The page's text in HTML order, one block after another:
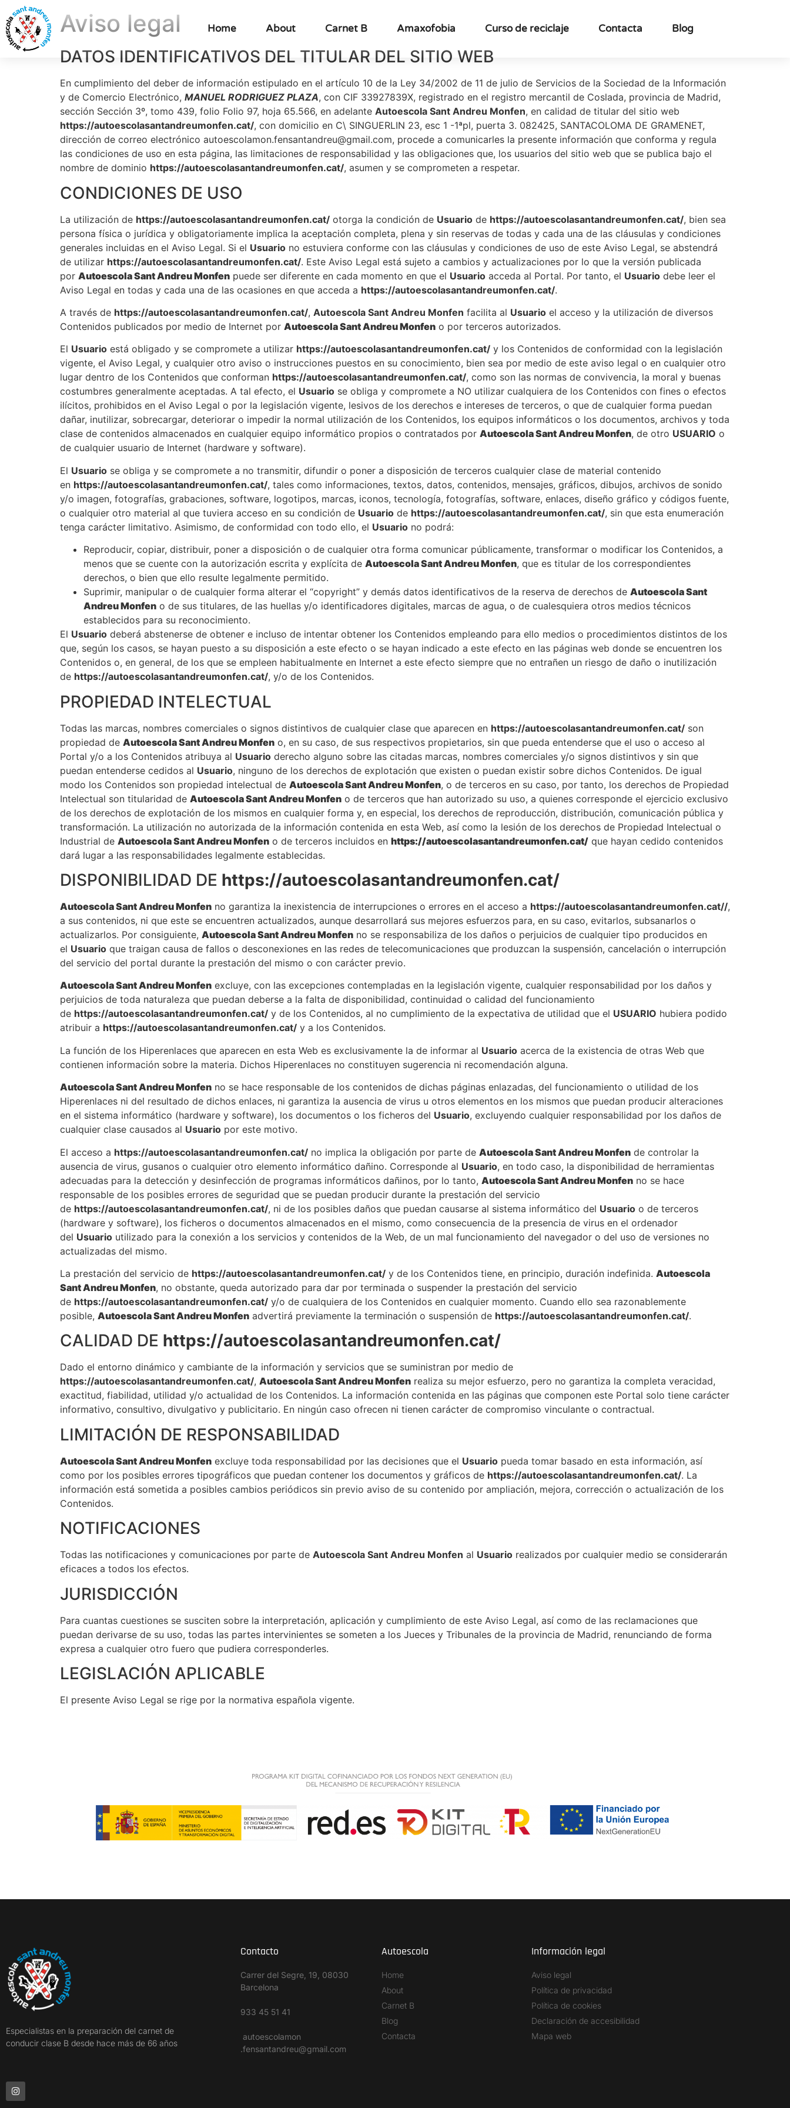
Home About Carnet B Amaxofobia Curso de reciclaje Contacta Blog
Aviso legal
DATOS IDENTIFICATIVOS DEL TITULAR DEL SITIO WEB
En cumplimiento del deber de información estipulado en el artículo 10 de la Ley 34/2002 de 11 de julio de Servicios de la Sociedad de la Información
y de Comercio Electrónico, MANUEL RODRIGUEZ PLAZA, con CIF 33927839X, registrado en el registro mercantil de Coslada, provincia de Madrid,
sección Sección 3º, tomo 439, folio Folio 97, hoja 65.566, en adelante Autoescola Sant Andreu Monfen, en calidad de titular del sitio web
https://autoescolasantandreumonfen.cat/, con domicilio en C\ SINGUERLIN 23, esc 1 -1ªpl, puerta 3. 082425, SANTACOLOMA DE GRAMENET,
dirección de correo electrónico autoescolamon.fensantandreu@gmail.com, procede a comunicarles la presente información que conforma y regula
las condiciones de uso en esta página, las limitaciones de responsabilidad y las obligaciones que, los usuarios del sitio web que se publica bajo el
nombre de dominio https://autoescolasantandreumonfen.cat/, asumen y se comprometen a respetar.
CONDICIONES DE USO
La utilización de https://autoescolasantandreumonfen.cat/ otorga la condición de Usuario de https://autoescolasantandreumonfen.cat/, bien sea
persona física o jurídica y obligatoriamente implica la aceptación completa, plena y sin reservas de todas y cada una de las cláusulas y condiciones
generales incluidas en el Aviso Legal. Si el Usuario no estuviera conforme con las cláusulas y condiciones de uso de este Aviso Legal, se abstendrá
de utilizar https://autoescolasantandreumonfen.cat/. Este Aviso Legal está sujeto a cambios y actualizaciones por lo que la versión publicada
por Autoescola Sant Andreu Monfen puede ser diferente en cada momento en que el Usuario acceda al Portal. Por tanto, el Usuario debe leer el
Aviso Legal en todas y cada una de las ocasiones en que acceda a https://autoescolasantandreumonfen.cat/.
A través de https://autoescolasantandreumonfen.cat/, Autoescola Sant Andreu Monfen facilita al Usuario el acceso y la utilización de diversos
Contenidos publicados por medio de Internet por Autoescola Sant Andreu Monfen o por terceros autorizados.
El Usuario está obligado y se compromete a utilizar https://autoescolasantandreumonfen.cat/ y los Contenidos de conformidad con la legislación
vigente, el Aviso Legal, y cualquier otro aviso o instrucciones puestos en su conocimiento, bien sea por medio de este aviso legal o en cualquier otro
lugar dentro de los Contenidos que conforman https://autoescolasantandreumonfen.cat/, como son las normas de convivencia, la moral y buenas
costumbres generalmente aceptadas. A tal efecto, el Usuario se obliga y compromete a NO utilizar cualquiera de los Contenidos con fines o efectos
ilícitos, prohibidos en el Aviso Legal o por la legislación vigente, lesivos de los derechos e intereses de terceros, o que de cualquier forma puedan
dañar, inutilizar, sobrecargar, deteriorar o impedir la normal utilización de los Contenidos, los equipos informáticos o los documentos, archivos y toda
clase de contenidos almacenados en cualquier equipo informático propios o contratados por Autoescola Sant Andreu Monfen, de otro USUARIO o
de cualquier usuario de Internet (hardware y software).
El Usuario se obliga y se compromete a no transmitir, difundir o poner a disposición de terceros cualquier clase de material contenido
en https://autoescolasantandreumonfen.cat/, tales como informaciones, textos, datos, contenidos, mensajes, gráficos, dibujos, archivos de sonido
y/o imagen, fotografías, grabaciones, software, logotipos, marcas, iconos, tecnología, fotografías, software, enlaces, diseño gráfico y códigos fuente,
o cualquier otro material al que tuviera acceso en su condición de Usuario de https://autoescolasantandreumonfen.cat/, sin que esta enumeración
tenga carácter limitativo. Asimismo, de conformidad con todo ello, el Usuario no podrá:
Reproducir, copiar, distribuir, poner a disposición o de cualquier otra forma comunicar públicamente, transformar o modificar los Contenidos, a
menos que se cuente con la autorización escrita y explícita de Autoescola Sant Andreu Monfen, que es titular de los correspondientes
derechos, o bien que ello resulte legalmente permitido.
Suprimir, manipular o de cualquier forma alterar el “copyright” y demás datos identificativos de la reserva de derechos de Autoescola Sant
Andreu Monfen o de sus titulares, de las huellas y/o identificadores digitales, marcas de agua, o de cualesquiera otros medios técnicos
establecidos para su reconocimiento.
El Usuario deberá abstenerse de obtener e incluso de intentar obtener los Contenidos empleando para ello medios o procedimientos distintos de los
que, según los casos, se hayan puesto a su disposición a este efecto o se hayan indicado a este efecto en las páginas web donde se encuentren los
Contenidos o, en general, de los que se empleen habitualmente en Internet a este efecto siempre que no entrañen un riesgo de daño o inutilización
de https://autoescolasantandreumonfen.cat/, y/o de los Contenidos.
PROPIEDAD INTELECTUAL
Todas las marcas, nombres comerciales o signos distintivos de cualquier clase que aparecen en https://autoescolasantandreumonfen.cat/ son
propiedad de Autoescola Sant Andreu Monfen o, en su caso, de sus respectivos propietarios, sin que pueda entenderse que el uso o acceso al
Portal y/o a los Contenidos atribuya al Usuario derecho alguno sobre las citadas marcas, nombres comerciales y/o signos distintivos y sin que
puedan entenderse cedidos al Usuario, ninguno de los derechos de explotación que existen o puedan existir sobre dichos Contenidos. De igual
modo los Contenidos son propiedad intelectual de Autoescola Sant Andreu Monfen, o de terceros en su caso, por tanto, los derechos de Propiedad
Intelectual son titularidad de Autoescola Sant Andreu Monfen o de terceros que han autorizado su uso, a quienes corresponde el ejercicio exclusivo
de los derechos de explotación de los mismos en cualquier forma y, en especial, los derechos de reproducción, distribución, comunicación pública y
transformación. La utilización no autorizada de la información contenida en esta Web, así como la lesión de los derechos de Propiedad Intelectual o
Industrial de Autoescola Sant Andreu Monfen o de terceros incluidos en https://autoescolasantandreumonfen.cat/ que hayan cedido contenidos
dará lugar a las responsabilidades legalmente establecidas.
DISPONIBILIDAD DE https://autoescolasantandreumonfen.cat/
Autoescola Sant Andreu Monfen no garantiza la inexistencia de interrupciones o errores en el acceso a https://autoescolasantandreumonfen.cat//,
a sus contenidos, ni que este se encuentren actualizados, aunque desarrollará sus mejores esfuerzos para, en su caso, evitarlos, subsanarlos o
actualizarlos. Por consiguiente, Autoescola Sant Andreu Monfen no se responsabiliza de los daños o perjuicios de cualquier tipo producidos en
el Usuario que traigan causa de fallos o desconexiones en las redes de telecomunicaciones que produzcan la suspensión, cancelación o interrupción
del servicio del portal durante la prestación del mismo o con carácter previo.
Autoescola Sant Andreu Monfen excluye, con las excepciones contempladas en la legislación vigente, cualquier responsabilidad por los daños y
perjuicios de toda naturaleza que puedan deberse a la falta de disponibilidad, continuidad o calidad del funcionamiento
de https://autoescolasantandreumonfen.cat/ y de los Contenidos, al no cumplimiento de la expectativa de utilidad que el USUARIO hubiera podido
atribuir a https://autoescolasantandreumonfen.cat/ y a los Contenidos.
La función de los Hiperenlaces que aparecen en esta Web es exclusivamente la de informar al Usuario acerca de la existencia de otras Web que
contienen información sobre la materia. Dichos Hiperenlaces no constituyen sugerencia ni recomendación alguna.
Autoescola Sant Andreu Monfen no se hace responsable de los contenidos de dichas páginas enlazadas, del funcionamiento o utilidad de los
Hiperenlaces ni del resultado de dichos enlaces, ni garantiza la ausencia de virus u otros elementos en los mismos que puedan producir alteraciones
en el sistema informático (hardware y software), los documentos o los ficheros del Usuario, excluyendo cualquier responsabilidad por los daños de
cualquier clase causados al Usuario por este motivo.
El acceso a https://autoescolasantandreumonfen.cat/ no implica la obligación por parte de Autoescola Sant Andreu Monfen de controlar la
ausencia de virus, gusanos o cualquier otro elemento informático dañino. Corresponde al Usuario, en todo caso, la disponibilidad de herramientas
adecuadas para la detección y desinfección de programas informáticos dañinos, por lo tanto, Autoescola Sant Andreu Monfen no se hace
responsable de los posibles errores de seguridad que se puedan producir durante la prestación del servicio
de https://autoescolasantandreumonfen.cat/, ni de los posibles daños que puedan causarse al sistema informático del Usuario o de terceros
(hardware y software), los ficheros o documentos almacenados en el mismo, como consecuencia de la presencia de virus en el ordenador
del Usuario utilizado para la conexión a los servicios y contenidos de la Web, de un mal funcionamiento del navegador o del uso de versiones no
actualizadas del mismo.
La prestación del servicio de https://autoescolasantandreumonfen.cat/ y de los Contenidos tiene, en principio, duración indefinida. Autoescola
Sant Andreu Monfen, no obstante, queda autorizado para dar por terminada o suspender la prestación del servicio
de https://autoescolasantandreumonfen.cat/ y/o de cualquiera de los Contenidos en cualquier momento. Cuando ello sea razonablemente
posible, Autoescola Sant Andreu Monfen advertirá previamente la terminación o suspensión de https://autoescolasantandreumonfen.cat/.
CALIDAD DE https://autoescolasantandreumonfen.cat/
Dado el entorno dinámico y cambiante de la información y servicios que se suministran por medio de
https://autoescolasantandreumonfen.cat/, Autoescola Sant Andreu Monfen realiza su mejor esfuerzo, pero no garantiza la completa veracidad,
exactitud, fiabilidad, utilidad y/o actualidad de los Contenidos. La información contenida en las páginas que componen este Portal solo tiene carácter
informativo, consultivo, divulgativo y publicitario. En ningún caso ofrecen ni tienen carácter de compromiso vinculante o contractual.
LIMITACIÓN DE RESPONSABILIDAD
Autoescola Sant Andreu Monfen excluye toda responsabilidad por las decisiones que el Usuario pueda tomar basado en esta información, así
como por los posibles errores tipográficos que puedan contener los documentos y gráficos de https://autoescolasantandreumonfen.cat/. La
información está sometida a posibles cambios periódicos sin previo aviso de su contenido por ampliación, mejora, corrección o actualización de los
Contenidos.
NOTIFICACIONES
Todas las notificaciones y comunicaciones por parte de Autoescola Sant Andreu Monfen al Usuario realizados por cualquier medio se considerarán
eficaces a todos los efectos.
JURISDICCIÓN
Para cuantas cuestiones se susciten sobre la interpretación, aplicación y cumplimiento de este Aviso Legal, así como de las reclamaciones que
puedan derivarse de su uso, todas las partes intervinientes se someten a los Jueces y Tribunales de la provincia de Madrid, renunciando de forma
expresa a cualquier otro fuero que pudiera corresponderles.
LEGISLACIÓN APLICABLE
El presente Aviso Legal se rige por la normativa española vigente.
Especialistas en la preparación del carnet de
conducir clase B desde hace más de 66 años
Contacto
Carrer del Segre, 19, 08030
Barcelona
933 45 51 41
autoescolamon
.fensantandreu@gmail.com
Autoescola
Home
About
Carnet B
Blog
Contacta
Información legal
Aviso legal
Política de privacidad
Política de cookies
Declaración de accesibilidad
Mapa web